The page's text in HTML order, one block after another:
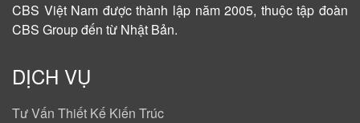
CBS Việt Nam đượcthành lập năm 2005, thuộc tập đoàn
CBS Group đến từ Nhật Bản.
DỊCH VỤ
Tư Vấn Thiết Kế Kiến Trúc